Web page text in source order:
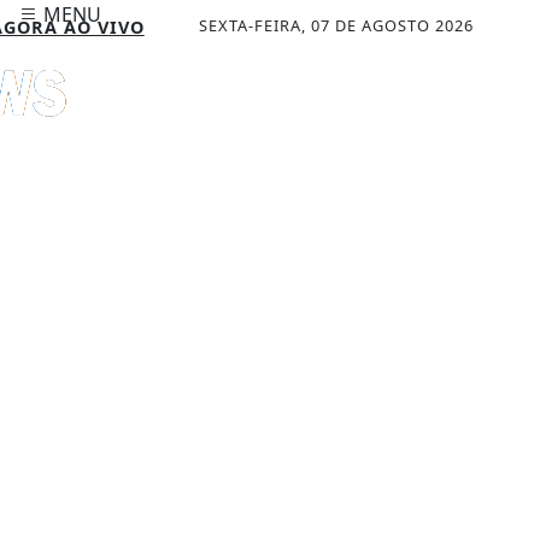
SEXTA-FEIRA, 07 DE AGOSTO 2026
AO VIVO
MENU